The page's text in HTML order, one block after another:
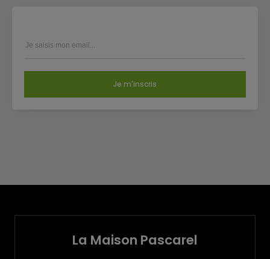
Je m'inscris
La Maison Pascarel